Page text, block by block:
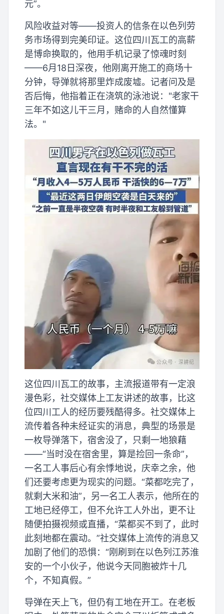
元”。
风险收益对等——投资人的信条在以色列劳
务市场得到完美印证。这位四川瓦工的高薪
是博命换取的，他用手机记录了惊魂时刻
——6月18日深夜，他刚离开施工的商场十
分钟，导弹就将那里炸成废墟。记者问及是
否后悔，他指着正在浇筑的泳池说："老家干
三年不如这儿干三月，赌命的人自然懂算
法。"
这位四川瓦工的故事，主流报道带有一定浪
漫色彩，社交媒体上工友讲述的故事，比这
位四川工人的经历要残酷得多。社交媒体上
流传着各种未经证实的消息，典型的场景是
一枚导弹落下，宿舍没了，只剩一地狼藉
——“当时没在宿舍里，算是捡回一条命”，
一名工人事后心有余悸地说，庆幸之余，他
们还要考虑更为现实的问题。“菜都吃完了，
就剩大米和油”，另一名工人表示，他所在的
工地已经停工，但不允许工人外出，更不让
随便拍摄视频或直播，“菜都买不到了，此时
此刻地都在震动。”社交媒体上流传的消息又
加剧了他们的恐惧：“刚刷到在以色列江苏淮
安的一个小伙子，他说今天同胞被炸十几
个，不知真假。”
导弹在天上飞，但仍有工地在开工。在老板